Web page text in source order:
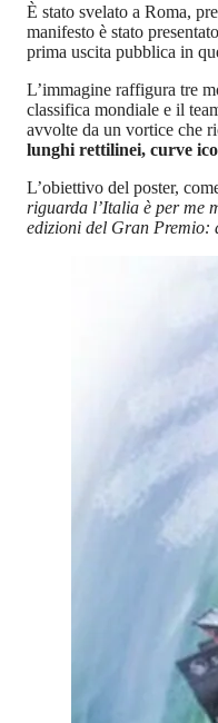
È stato svelato a Roma,
manifesto è stato
prima uscita pubblica in
L’immagine raffigura tre
classifica mondiale e il
avvolte da un vortice che
lunghi rettilinei, curve
L’obiettivo del poster,
riguarda l’Italia è per me
edizioni del Gran Premio: